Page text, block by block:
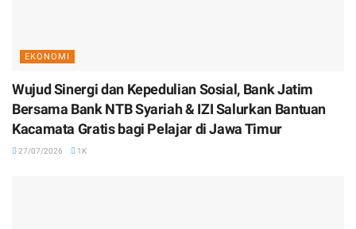
EKONOMI
Wujud Sinergi dan Kepedulian Sosial, Bank Jatim
Bersama Bank NTB Syariah & IZI Salurkan Bantuan
Kacamata Gratis bagi Pelajar di Jawa Timur
27/07/2026 1K